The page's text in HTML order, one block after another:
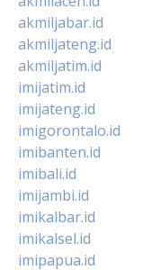
akmiljabar.id
akmiljateng.id
akmiljatim.id
imijatim.id
imijateng.id
imigorontalo.id
imibanten.id
imibali.id
imijambi.id
imikalbar.id
imikalsel.id
imipapua.id